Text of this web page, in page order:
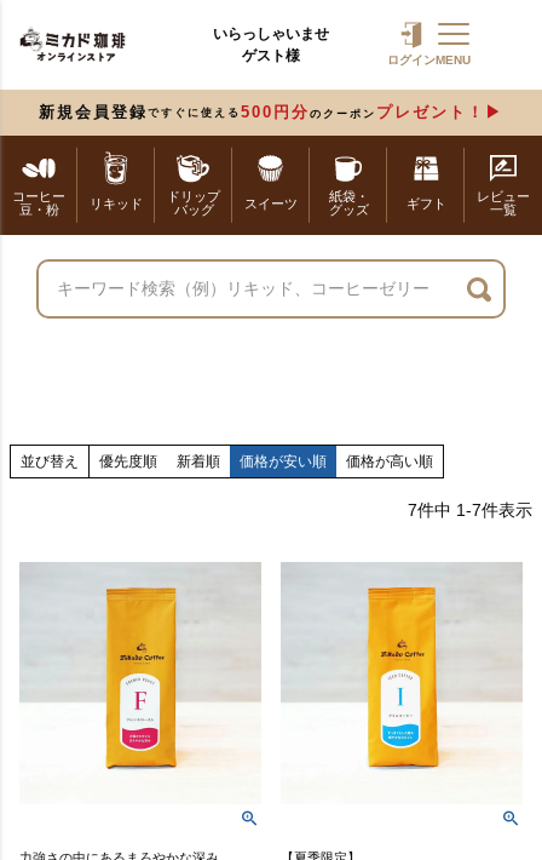
いらっしゃいませ
ゲスト様
ログインMENU
新規会員登録 ですぐに使える 500円分 のクーポン プレゼント！
コーヒー
豆・粉
リキッド
ドリップ
バッグ
スイーツ
紙袋・
グッズ
ギフト
レビュー
一覧
並び替え 優先度順 新着順 価格が安い順 価格が高い順
7件中 1-7件表示